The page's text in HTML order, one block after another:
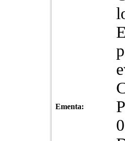
Ementa: